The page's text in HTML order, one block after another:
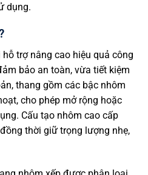
dụng.
hỗ trợ nâng cao hiệu quả công
bảo an toàn, vừa tiết kiệm
thang gồm các bậc nhôm
cho phép mở rộng hoặc
Cấu tạo nhôm cao cấp
thời giữ trọng lượng nhẹ,